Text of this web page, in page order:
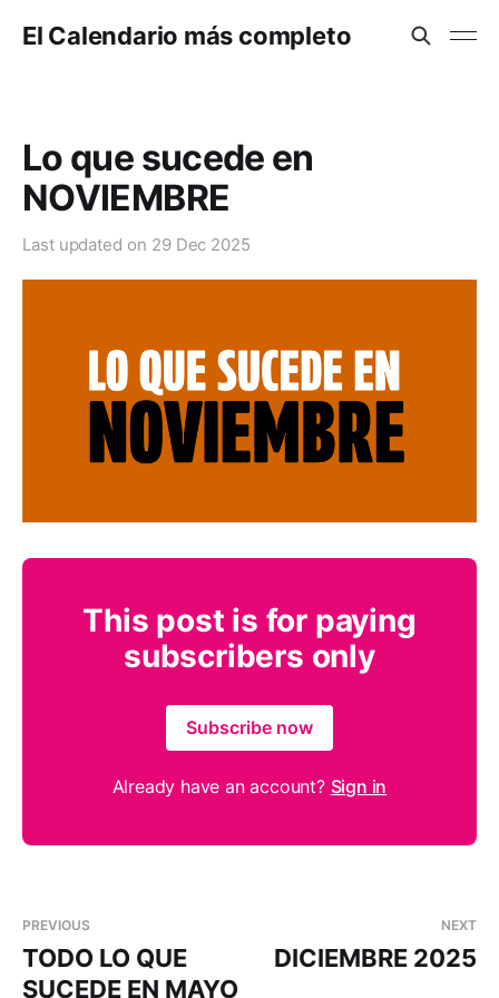
El Calendario más completo
Lo que sucede en
NOVIEMBRE
Last updated on 29 Dec 2025
This post is for paying
subscribers only
Subscribe now
Already have an account? Sign in
PREVIOUS
TODO LO QUE
SUCEDE EN MAYO
NEXT
DICIEMBRE 2025